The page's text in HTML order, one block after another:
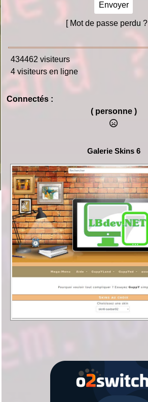
Envoyer
[ Mot de passe perdu ?
434462 visiteurs
4 visiteurs en ligne
Connectés :
( personne )
Galerie Skins 6